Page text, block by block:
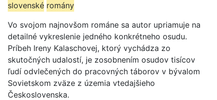
slovenské romány
Vo svojom najnovšom románe sa autor upriamuje na
detailné vykreslenie jedného konkrétneho osudu.
Príbeh Ireny Kalaschovej, ktorý vychádza zo
skutočných udalostí, je zosobnením osudov tisícov
ľudí odvlečených do pracovných táborov v bývalom
Sovietskom zväze z územia vtedajšieho
Československa.